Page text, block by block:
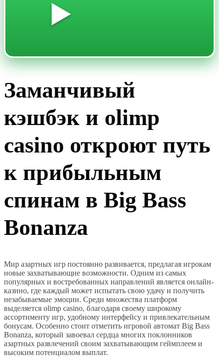
▶️
Заманчивый
кэшбэк и olimp
casino откроют путь
к прибыльным
спинам в Big Bass
Bonanza
Мир азартных игр постоянно развивается, предлагая игрокам
новые захватывающие возможности. Одним из самых
популярных и востребованных направлений является онлайн-
казино, где каждый может испытать свою удачу и получить
незабываемые эмоции. Среди множества платформ
выделяется olimp casino, благодаря своему широкому
ассортименту игр, удобному интерфейсу и привлекательным
бонусам. Особенно стоит отметить игровой автомат Big Bass
Bonanza, который завоевал сердца многих поклонников
азартных развлечений своим захватывающим геймплеем и
высоким потенциалом выплат.